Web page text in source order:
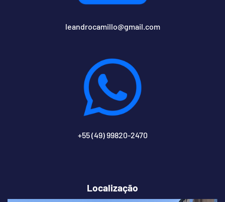
leandrocamillo@gmail.com
+55 (49) 99820-2470
Localização